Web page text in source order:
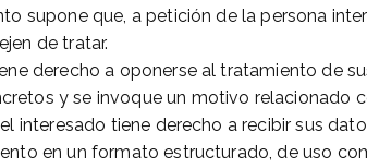
supone que, a petición de la persona
de tratar.
derecho a oponerse al tratamiento de
y se invoque un motivo relacionado
el interesado tiene derecho a recibir sus
en un formato estructurado, de uso